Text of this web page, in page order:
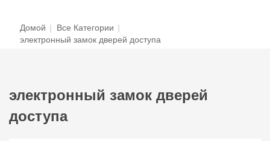
Домой | Все Категории |
электронный замок дверей доступа
электронный замок дверей
доступа